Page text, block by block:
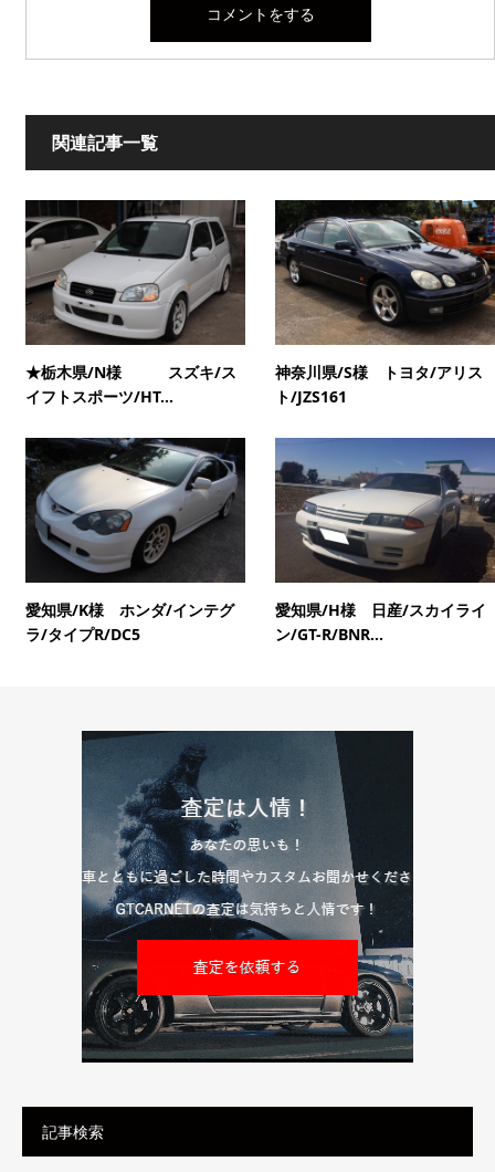
関連記事一覧
★栃木県/N様 スズキ/ス
イフトスポーツ/HT...
神奈川県/S様 トヨタ/アリス
ト/JZS161
愛知県/K様 ホンダ/インテグ
ラ/タイプR/DC5
愛知県/H様 日産/スカイライ
ン/GT-R/BNR...
記事検索